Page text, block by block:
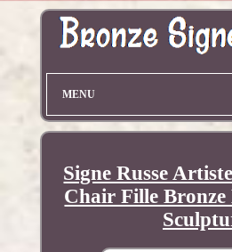
MENU
Signe Russe
Chair Fille Bronze